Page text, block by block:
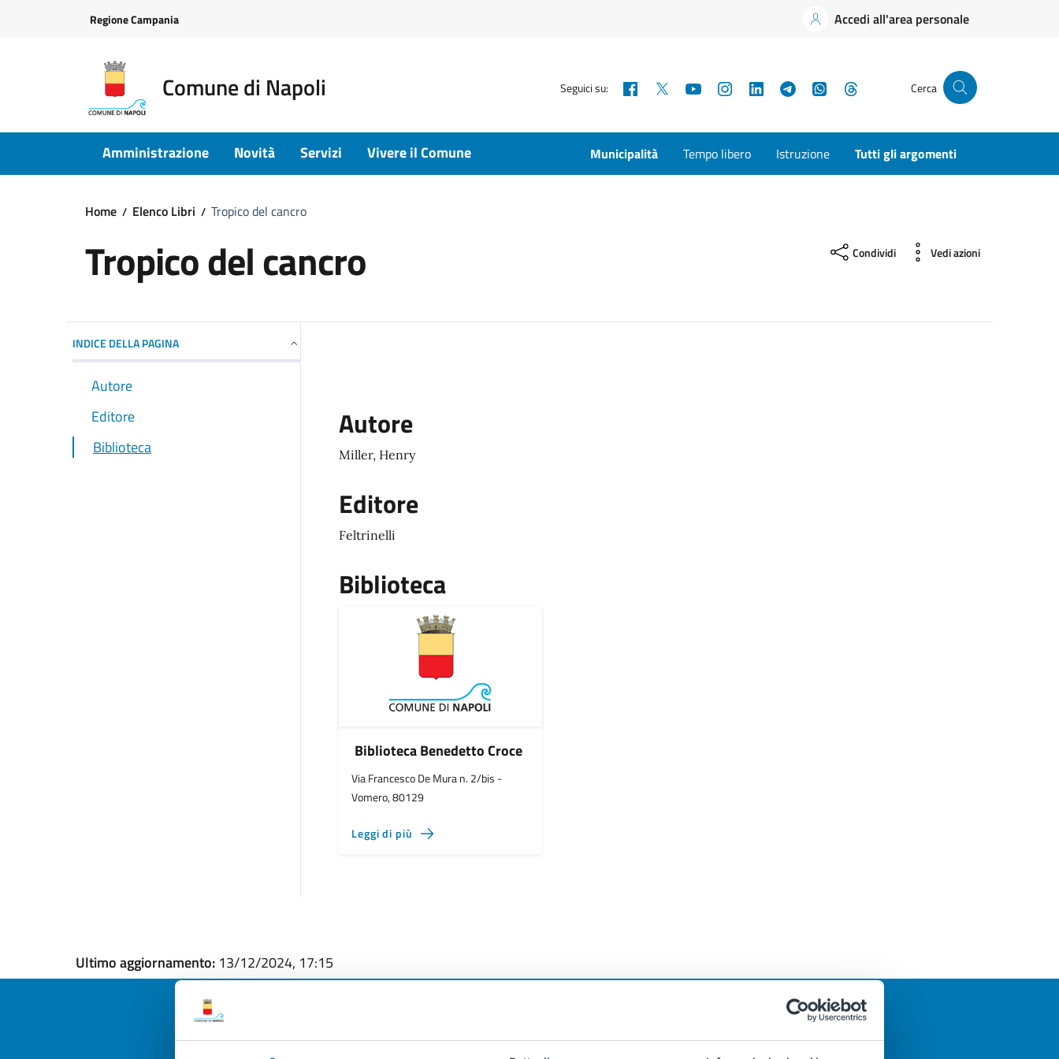
Regione Campania Accedi all'area personale
Comune di Napoli Seguici su: Facebook YouTubeInstagramLinkedInTelegramWhatsApp Cerca
Amministrazione Novità Servizi Vivere il Comune Municipalità Tempo libero Istruzione Tutti gli argomenti
Home Elenco Libri Tropico del cancro
Tropico del cancro Condividi Vedi azioni
INDICE DELLA PAGINA
Autore
Editore
Biblioteca
Autore
Miller, Henry
Editore
Feltrinelli
Biblioteca
Biblioteca Benedetto Croce
Via Francesco De Mura n. 2/bis -
Vomero, 80129
Leggi di più
Ultimo aggiornamento: 13/12/2024, 17:15